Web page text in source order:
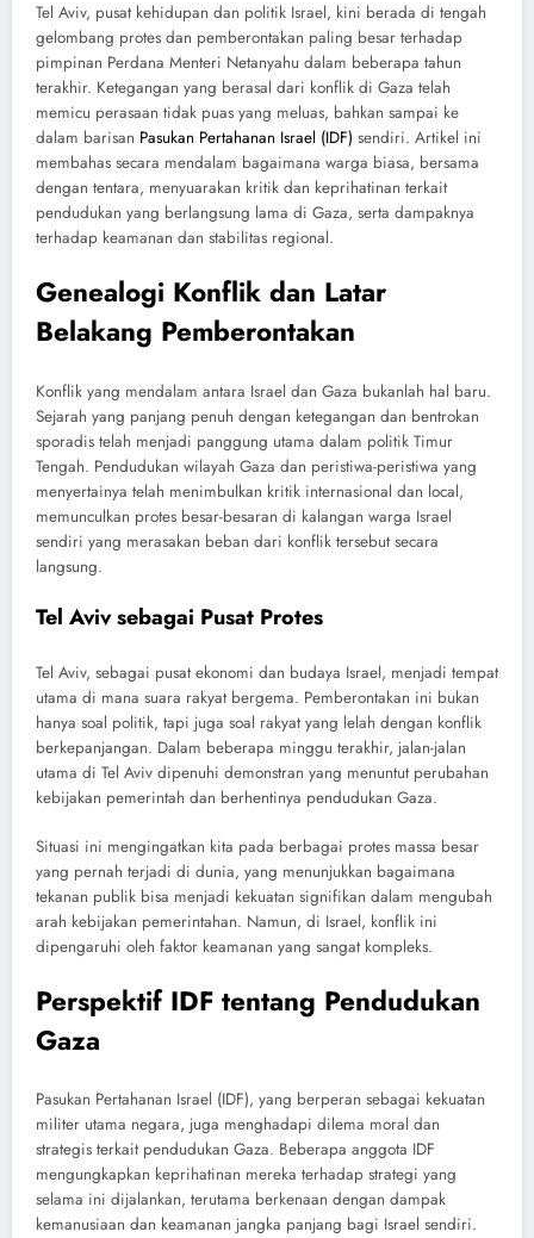
Tel Aviv, pusat kehidupan dan politik Israel, kini berada di tengah
gelombang protes dan pemberontakan paling besar terhadap
pimpinan Perdana Menteri Netanyahu dalam beberapa tahun
terakhir. Ketegangan yang berasal dari konflik di Gaza telah
memicu perasaan tidak puas yang meluas, bahkan sampai ke
dalam barisan Pasukan Pertahanan Israel (IDF) sendiri. Artikel ini
membahas secara mendalam bagaimana warga biasa, bersama
dengan tentara, menyuarakan kritik dan keprihatinan terkait
pendudukan yang berlangsung lama di Gaza, serta dampaknya
terhadap keamanan dan stabilitas regional.
Genealogi Konflik dan Latar
Belakang Pemberontakan
Konflik yang mendalam antara Israel dan Gaza bukanlah hal baru.
Sejarah yang panjang penuh dengan ketegangan dan bentrokan
sporadis telah menjadi panggung utama dalam politik Timur
Tengah. Pendudukan wilayah Gaza dan peristiwa-peristiwa yang
menyertainya telah menimbulkan kritik internasional dan local,
memunculkan protes besar-besaran di kalangan warga Israel
sendiri yang merasakan beban dari konflik tersebut secara
langsung.
Tel Aviv sebagai Pusat Protes
Tel Aviv, sebagai pusat ekonomi dan budaya Israel, menjadi tempat
utama di mana suara rakyat bergema. Pemberontakan ini bukan
hanya soal politik, tapi juga soal rakyat yang lelah dengan konflik
berkepanjangan. Dalam beberapa minggu terakhir, jalan-jalan
utama di Tel Aviv dipenuhi demonstran yang menuntut perubahan
kebijakan pemerintah dan berhentinya pendudukan Gaza.
Situasi ini mengingatkan kita pada berbagai protes massa besar
yang pernah terjadi di dunia, yang menunjukkan bagaimana
tekanan publik bisa menjadi kekuatan signifikan dalam mengubah
arah kebijakan pemerintahan. Namun, di Israel, konflik ini
dipengaruhi oleh faktor keamanan yang sangat kompleks.
Perspektif IDF tentang Pendudukan
Gaza
Pasukan Pertahanan Israel (IDF), yang berperan sebagai kekuatan
militer utama negara, juga menghadapi dilema moral dan
strategis terkait pendudukan Gaza. Beberapa anggota IDF
mengungkapkan keprihatinan mereka terhadap strategi yang
selama ini dijalankan, terutama berkenaan dengan dampak
kemanusiaan dan keamanan jangka panjang bagi Israel sendiri.